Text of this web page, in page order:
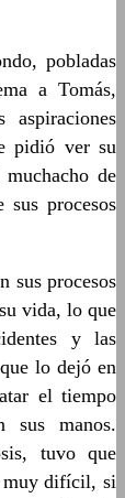
pobladas
a Tomás,
pidió ver su
de
procesos
sus procesos
vida, lo que
y las
lo dejó en
el tiempo
sus manos.
tuvo que
muy difícil, si